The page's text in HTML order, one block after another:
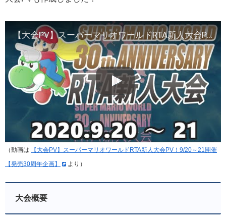
【大会PV】スーパーマリオワールドRTA新人大会PV！9/20～21開催【発売30周年企画】
（動画は
【大会PV】スーパーマリオワールドRTA新人大会PV！9/20～21開催
【発売30周年企画】
より）
大会概要